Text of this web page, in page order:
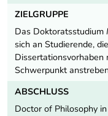
ZIELGRUPPE
Das Doktoratsstudium
sich an Studierende,
Schwerpunkt
ABSCHLUSS
Doctor of Philosophy